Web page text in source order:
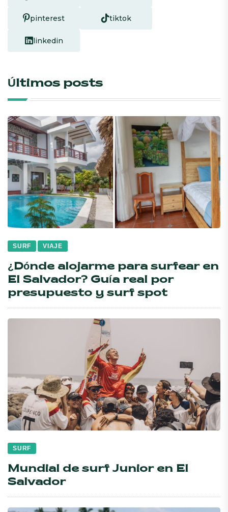
pinterest tiktok
linkedin
Últimos posts
SURF VIAJE
¿Dónde alojarme para surfear en
El Salvador? Guía real por
presupuesto y surf spot
SURF
Mundial de surf Junior en El
Salvador